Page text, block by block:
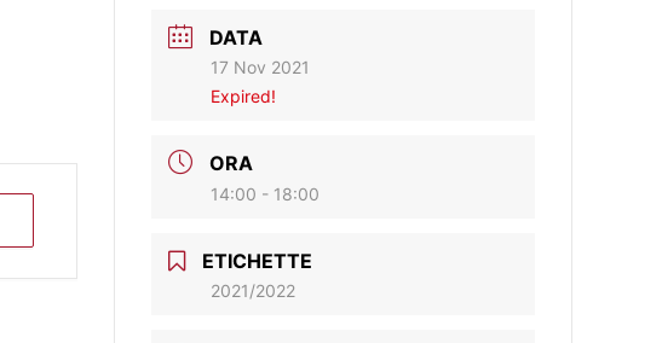
DATA
17 Nov 2021
Expired!
ORA
14:00 - 18:00
ETICHETTE
2021/2022